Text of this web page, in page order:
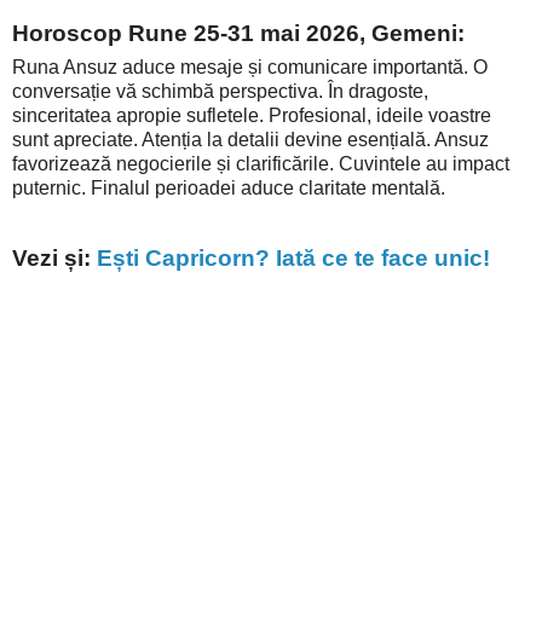
Horoscop Rune 25-31 mai 2026, Gemeni:
Runa Ansuz aduce mesaje și comunicare importantă. O
conversație vă schimbă perspectiva. În dragoste,
sinceritatea apropie sufletele. Profesional, ideile voastre
sunt apreciate. Atenția la detalii devine esențială. Ansuz
favorizează negocierile și clarificările. Cuvintele au impact
puternic. Finalul perioadei aduce claritate mentală.
Vezi și: Ești Capricorn? Iată ce te face unic!